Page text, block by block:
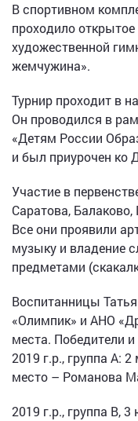
В спортивном
проходило
художественной
жемчужина».
Турнир проходит в
Он проводился в
«Детям России
и был приурочен ко
Участие в
Саратова,
Все они проявили
музыку и владение
предметами
Воспитанницы
«Олимпик» и АНО
места. Победители
2019 г.р., группа А:
место – Романова
2019 г.р., группа В,